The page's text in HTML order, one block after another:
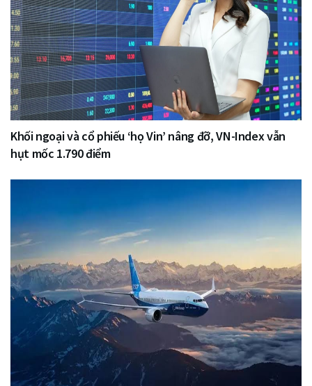
Khối ngoại và cổ phiếu ‘họ Vin’ nâng đỡ, VN-Index vẫn
hụt mốc 1.790 điểm